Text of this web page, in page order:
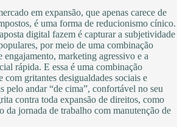
em expansão, que apenas carece de
é uma forma de reducionismo cínico.
digital fazem é capturar a subjetividade
por meio de uma combinação
engajamento, marketing agressivo e a
rápida. E essa é uma combinação
com gritantes desigualdades sociais e
pelo andar “de cima”, confortável no seu
contra toda expansão de direitos, como
da jornada de trabalho com manutenção de